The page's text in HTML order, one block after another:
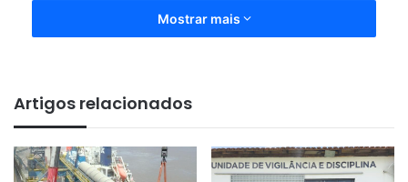
testes da linguinha e orelhinha, exames laboratoriais,
coleta de PCCU, oferta de todas as vacinas do calendário
dispensação de medicamentos.
“Nosso objetivo é alcançar a população que não tem
tempo de frequentar as Unidades Básicas de Saúde
Mostrar mais
Artigos relacionados